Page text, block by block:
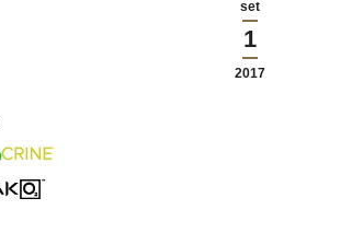
set
1
2017